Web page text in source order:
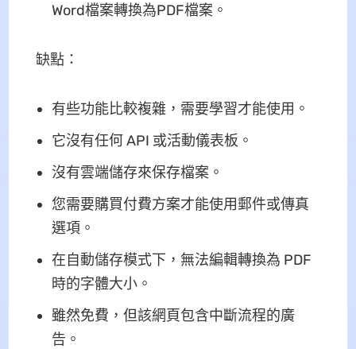
Word檔案轉換為PDF檔案。
缺點：
有些功能比較複雜，需要學習才能使用。
它沒有任何 API 或活動儀表板。
沒有雲端儲存來保存檔案。
您需要購買付費方案才能使用郵件或傳真
選項。
在自動儲存模式下，無法編輯轉換為 PDF
時的字體大小。
雖然免費，但該網頁包含中斷流程的廣
告。